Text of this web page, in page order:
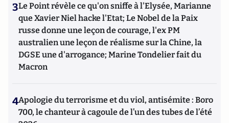
3Le Point révèle ce qu'on sniffe à l'Elysée, Marianne
que Xavier Niel hacke l'Etat; Le Nobel de la Paix
russe donne une leçon de courage, l'ex PM
australien une leçon de réalisme sur la Chine, la
DGSE une d'arrogance; Marine Tondelier fait du
Macron
4Apologie du terrorisme et du viol, antisémite : Boro
700, le chanteur à cagoule de l’un des tubes de l’été